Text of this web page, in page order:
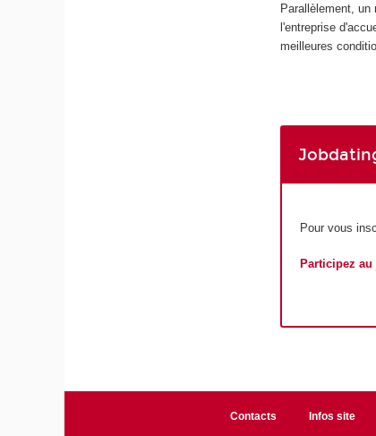
Parallèlement, un
l'entreprise
meilleures
Pour vous
Participez
Contacts Infos site